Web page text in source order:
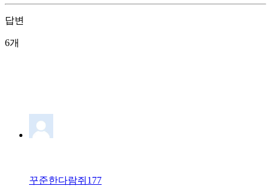
답변
6개
꾸준한다람쥐177